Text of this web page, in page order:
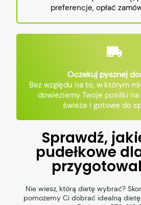
preferencje, opłać
Oczekuj pysznej
Bez względu na to, w którym
dowieziemy Twoje posiłki
świeże i gotowe do
Sprawdź,
pudełkowe
Nie wiesz, którą dietę wybrać?
pomożemy Ci dobrać idealną